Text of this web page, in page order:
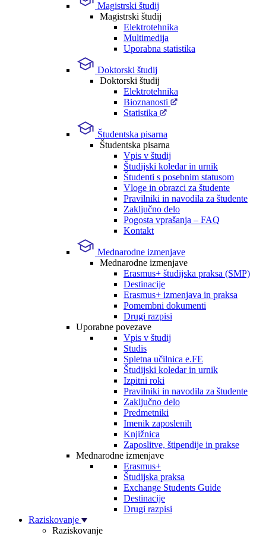
Magistrski študij
Magistrski študij
Elektrotehnika
Multimedija
Uporabna statistika
Doktorski študij
Doktorski študij
Elektrotehnika
Bioznanosti
Statistika
Študentska pisarna
Študentska pisarna
Vpis v študij
Študijski koledar in urnik
Študenti s posebnim statusom
Vloge in obrazci za študente
Pravilniki in navodila za študente
Zaključno delo
Pogosta vprašanja – FAQ
Kontakt
Mednarodne izmenjave
Mednarodne izmenjave
Erasmus+ študijska praksa (SMP)
Destinacije
Erasmus+ izmenjava in praksa
Pomembni dokumenti
Drugi razpisi
Uporabne povezave
Vpis v študij
Studis
Spletna učilnica e.FE
Študijski koledar in urnik
Izpitni roki
Pravilniki in navodila za študente
Zaključno delo
Predmetniki
Imenik zaposlenih
Knjižnica
Zaposlitve, štipendije in prakse
Mednarodne izmenjave
Erasmus+
Študijska praksa
Exchange Students Guide
Destinacije
Drugi razpisi
Raziskovanje
Raziskovanje